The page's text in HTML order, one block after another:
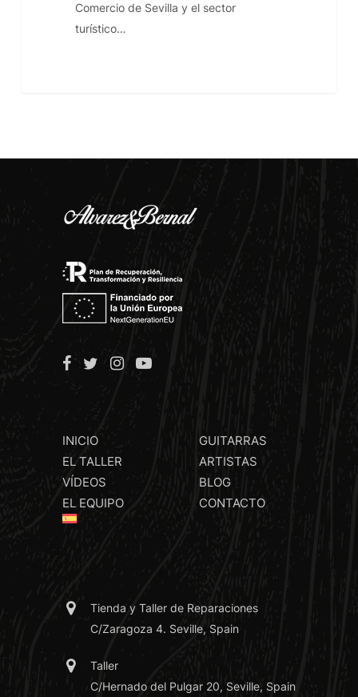
Comercio de Sevilla y el sector
turístico…
INICIO
GUITARRAS
EL TALLER
ARTISTAS
VÍDEOS
BLOG
EL EQUIPO
CONTACTO
Tienda y Taller de Reparaciones
C/Zaragoza 4. Seville, Spain
Taller
C/Hernado del Pulgar 20, Seville, Spain